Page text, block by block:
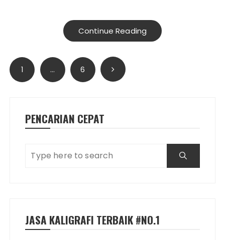
Continue Reading
Posts
pagination
1 … 6
PENCARIAN CEPAT
JASA KALIGRAFI TERBAIK #NO.1